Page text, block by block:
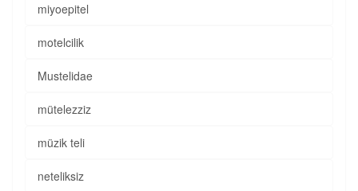
miyoepitel
motelcilik
Mustelidae
mütelezziz
müzik teli
neteliksiz